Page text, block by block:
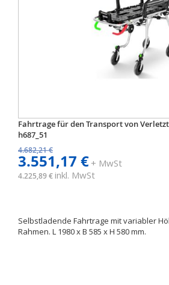
Fahrtrage für den Transport von
h687_51
4.682,21 €
3.551,17 €+ MwSt
4.225,89 € inkl. MwSt
Selbstladende Fahrtrage mit variabler
Rahmen. L 1980 x B 585 x H 580 mm.